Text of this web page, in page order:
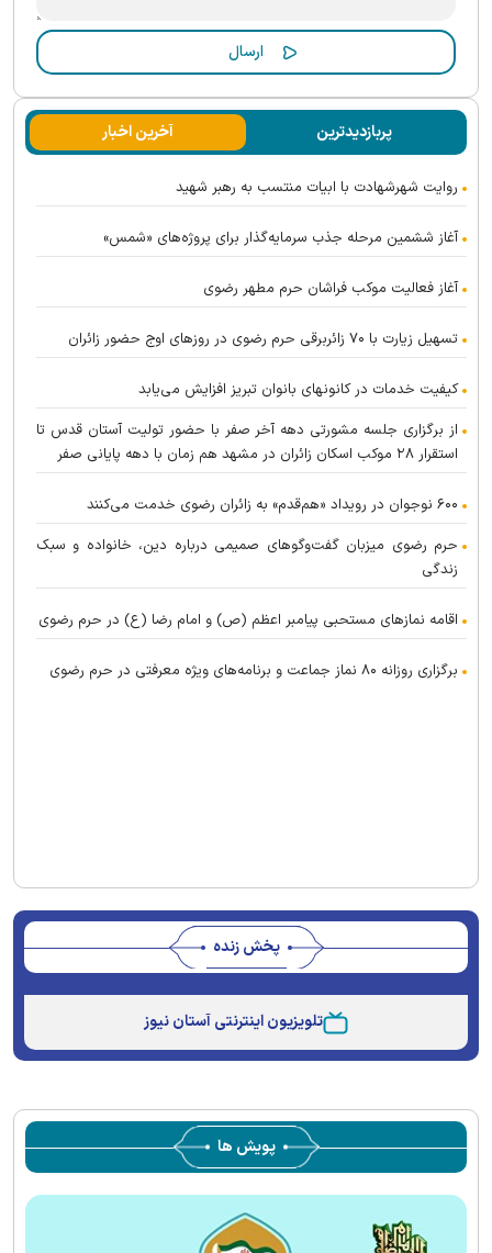
پربازدیدترین آخرین اخبار
روایت شهرشهادت با ابیات منتسب به رهبر شهید
آغاز ششمین مرحله جذب سرمایه‌گذار برای پروژه‌های «شمس»
آغاز فعالیت موکب فراشان حرم مطهر رضوی
تسهیل زیارت با ۷۰ زائربرقی حرم رضوی در روز‌های اوج حضور زائران
کیفیت خدمات در کانونهای بانوان تبریز افزایش می‌یابد
از برگزاری جلسه مشورتی دهه آخر صفر با حضور تولیت آستان قدس تا
استقرار ۲۸ موکب اسکان زائران در مشهد هم زمان با دهه پایانی صفر
۶۰۰ نوجوان در رویداد «هم‌قدم» به زائران رضوی خدمت می‌کنند
حرم رضوی میزبان گفت‌و‌گو‌های صمیمی درباره دین، خانواده و سبک
زندگی
اقامه نماز‌های مستحبی پیامبر اعظم (ص) و امام رضا (ع) در حرم رضوی
برگزاری روزانه ۸۰ نماز جماعت و برنامه‌های ویژه معرفتی در حرم رضوی
پخش زنده
تلویزیون اینترنتی آستان نیوز
پویش ها